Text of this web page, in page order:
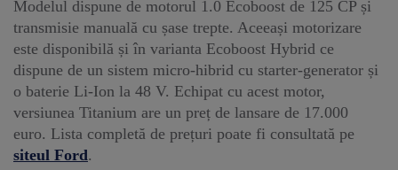
Modelul dispune de motorul 1.0 Ecoboost de 125 CP și
transmisie manuală cu șase trepte. Aceeași motorizare
este disponibilă și în varianta Ecoboost Hybrid ce
dispune de un sistem micro-hibrid cu starter-generator și
o baterie Li-Ion la 48 V. Echipat cu acest motor,
versiunea Titanium are un preț de lansare de 17.000
euro. Lista completă de prețuri poate fi consultată pe
siteul Ford.